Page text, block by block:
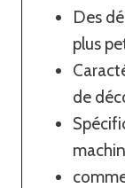
Des
plus
de